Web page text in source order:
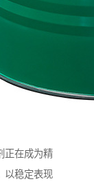
正在成为精
以稳定表现